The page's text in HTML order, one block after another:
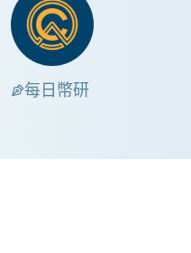
每日幣研